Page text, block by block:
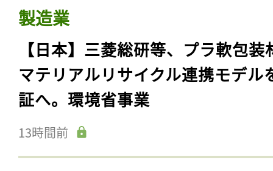
製造業
【日本】三菱総研等、プラ軟包装
マテリアルリサイクル連携モデル
証へ。環境省事業
13時間前